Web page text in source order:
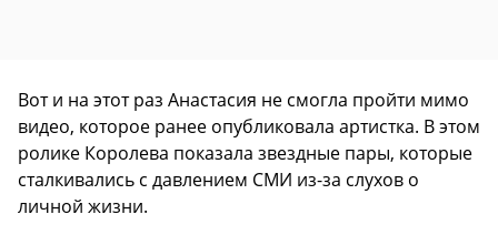
Вот и на этот раз Анастасия не смогла пройти мимо
видео, которое ранее опубликовала артистка. В этом
ролике Королева показала звездные пары, которые
сталкивались с давлением СМИ из-за слухов о
личной жизни.